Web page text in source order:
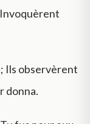
Ils observèrent
donna.